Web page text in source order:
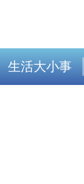
生活大小事